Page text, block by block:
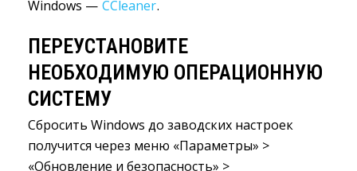
Windows — CCleaner.
ПЕРЕУСТАНОВИТЕ
НЕОБХОДИМУЮ ОПЕРАЦИОННУЮ
СИСТЕМУ
Сбросить Windows до заводских настроек
получится через меню «Параметры» >
«Обновление и безопасность» >